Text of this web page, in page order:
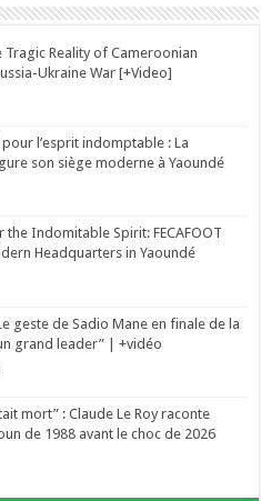
Tragic Reality of Cameroonian
Ukraine War [+Video]
l’esprit indomptable : La
son siège moderne à Yaoundé
the Indomitable Spirit: FECAFOOT
Headquarters in Yaoundé
geste de Sadio Mane en finale de la
grand leader” | +vidéo
mort” : Claude Le Roy raconte
de 1988 avant le choc de 2026